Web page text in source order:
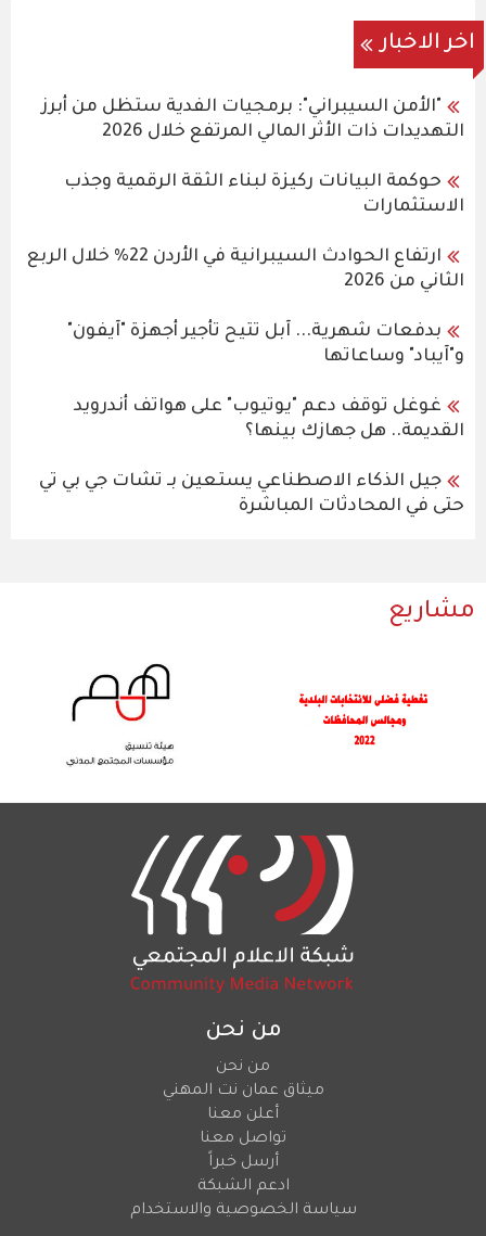
اخر الاخبار
"الأمن السيبراني": برمجيات الفدية ستظل من أبرز
التهديدات ذات الأثر المالي المرتفع خلال 2026
حوكمة البيانات ركيزة لبناء الثقة الرقمية وجذب
الاستثمارات
ارتفاع الحوادث السيبرانية في الأردن 22% خلال الربع
الثاني من 2026
بدفعات شهرية... آبل تتيح تأجير أجهزة "آيفون"
و"آيباد" وساعاتها
غوغل توقف دعم "يوتيوب" على هواتف أندرويد
القديمة.. هل جهازك بينها؟
جيل الذكاء الاصطناعي يستعين بـ تشات جي بي تي
حتى في المحادثات المباشرة
مشاريع
من نحن
من نحن
ميثاق عمان نت المهني
أعلن معنا
تواصل معنا
أرسل خبراً
ادعم الشبكة
سياسة الخصوصية والاستخدام